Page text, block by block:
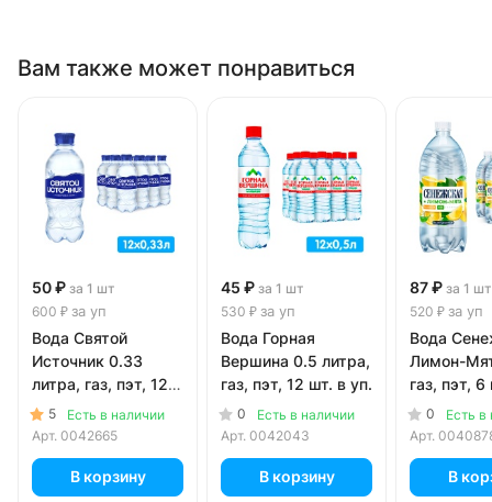
Вам также может понравиться
50 ₽ за 1 шт
600 ₽ за уп
Вода Святой
Источник 0.33
литра, газ, пэт, 12
шт. в уп.
5
Есть в наличии
Арт. 0042665
В корзину
45 ₽ за 1 шт
530 ₽ за уп
Вода Горная
Вершина 0.5 литра,
газ, пэт, 12 шт. в уп.
0
Есть в наличии
Арт. 0042043
В корзину
87 ₽ за 1 шт
520 ₽ за уп
Вода
Лимон-
газ, пэт,
0
Есть в
Арт.
В